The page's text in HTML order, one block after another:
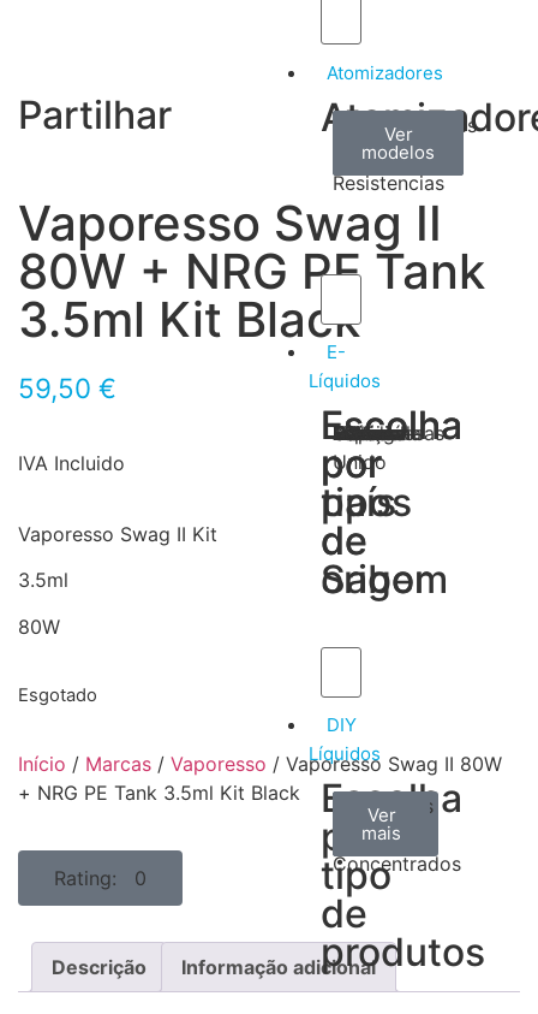
Atomizadores
Claromizadores
Ver
modelos
Reconstruíveis
Ver
modelos
Resistencias
Ver
modelos
E-
Líquidos
Escolha
por
tipos
de
Sabor
Tabaco
Frutas
Bebidas
Frescos
Sobremesas
Escolha
por
país
de
origem
Portugal
Alemanha
USA
Reino
Unido
Canadá
França
Malásia
Filipinas
Espanha
Polónia
Grécia
DIY
Líquidos
Escolha
por
tipo
de
produtos
Aromas
Concentrados
Ver
todos
Bases
Ver
mais
Accesorios
Ver
mais
Vaporesso Swag II
80W + NRG PE Tank
3.5ml Kit Black
59,50 €
IVA Incluido
Vaporesso Swag II Kit
3.5ml
80W
Esgotado
Início / Marcas / Vaporesso / Vaporesso Swag II 80W
+ NRG PE Tank 3.5ml Kit Black
Rating: 0
Partilhar
Descrição Informação adicional